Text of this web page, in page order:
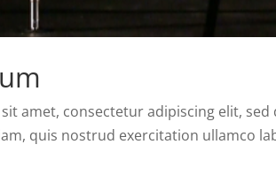
amet, consectetur adipiscing elit,
quis nostrud exercitation ullamco